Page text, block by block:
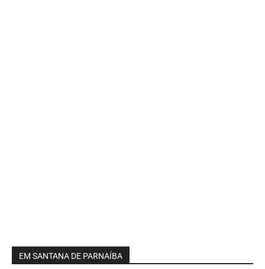
EM SANTANA DE PARNAÍBA